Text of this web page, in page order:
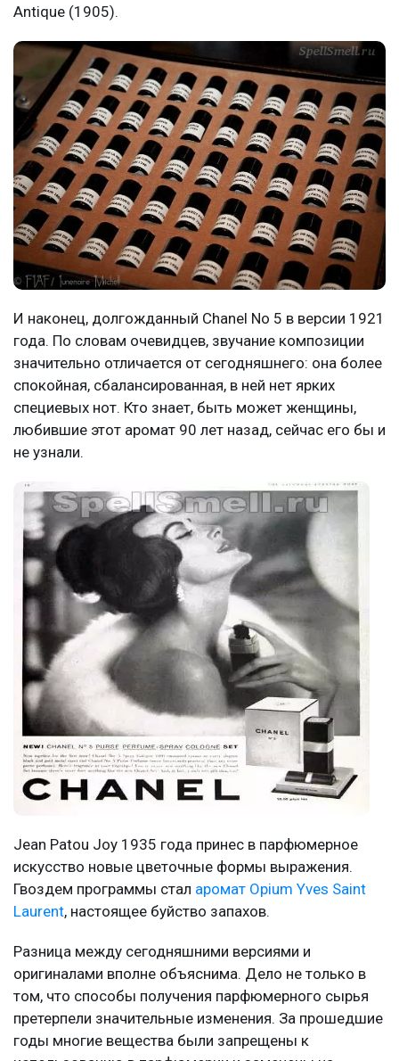
Antique (1905).
И наконец, долгожданный Chanel No 5 в версии 1921
года. По словам очевидцев, звучание композиции
значительно отличается от сегодняшнего: она более
спокойная, сбалансированная, в ней нет ярких
специевых нот. Кто знает, быть может женщины,
любившие этот аромат 90 лет назад, сейчас его бы и
не узнали.
Jean Patou Joy 1935 года принес в парфюмерное
искусство новые цветочные формы выражения.
Гвоздем программы стал аромат Opium Yves Saint
Laurent, настоящее буйство запахов.
Разница между сегодняшними версиями и
оригиналами вполне объяснима. Дело не только в
том, что способы получения парфюмерного сырья
претерпели значительные изменения. За прошедшие
годы многие вещества были запрещены к